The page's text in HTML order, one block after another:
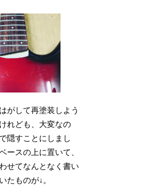
がして再塗装しよう
れども、大変なの
隠すことにしまし
ースの上に置いて、
せてなんとなく書い
たものが↓。